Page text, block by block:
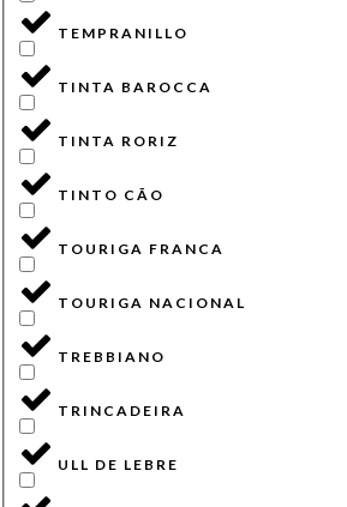
TEMPRANILLO
TINTA BAROCCA
TINTA RORIZ
TINTO CÃO
TOURIGA FRANCA
TOURIGA NACIONAL
TREBBIANO
TRINCADEIRA
ULL DE LEBRE